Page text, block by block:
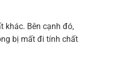
khác. Bên cạnh đó,
bị mất đi tính chất